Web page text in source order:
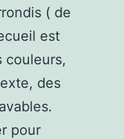
( de
est
couleurs,
des
pour